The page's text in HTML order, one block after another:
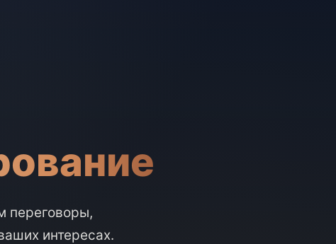
переговоры,
интересах.